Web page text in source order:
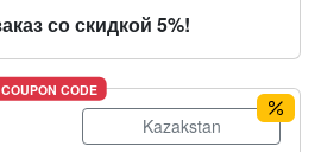
со скидкой 5%!
COUPON CODE
Kazakstan